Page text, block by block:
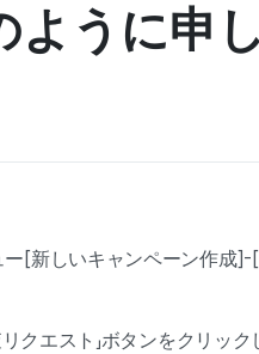
うに申
ー[新しいキャンペーン作成
クエスト」ボタンをクリッ